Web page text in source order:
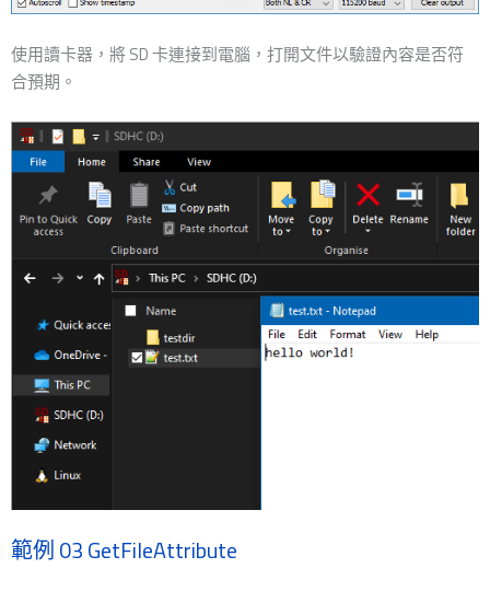
使用讀卡器，將 SD 卡連接到電腦，打開文件以驗證內容是否符
合預期。
範例 03 GetFileAttribute